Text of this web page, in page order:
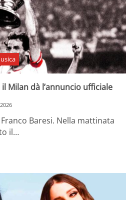
Milan dà l’annuncio ufficiale
Baresi. Nella mattinata
il…